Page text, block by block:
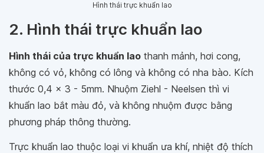
Hình thái trực khuẩn lao
2. Hình thái trực khuẩn lao
Hình thái của trực khuẩn lao thanh mảnh, hơi cong,
không có vỏ, không có lông và không có nha bào. Kích
thước 0,4 x 3 - 5mm. Nhuộm Ziehl - Neelsen thì vi
khuẩn lao bắt màu đỏ, và không nhuộm được bằng
phương pháp thông thường.
Trực khuẩn lao thuộc loại vi khuẩn ưa khí, nhiệt độ thích